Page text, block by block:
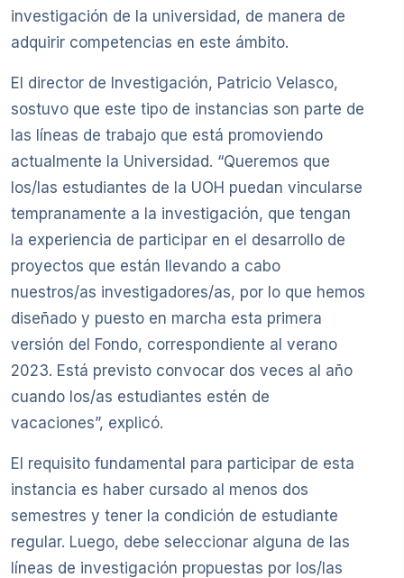
investigación de la universidad, de manera de
adquirir competencias en este ámbito.
El director de Investigación, Patricio Velasco,
sostuvo que este tipo de instancias son parte de
las líneas de trabajo que está promoviendo
actualmente la Universidad. “Queremos que
los/las estudiantes de la UOH puedan vincularse
tempranamente a la investigación, que tengan
la experiencia de participar en el desarrollo de
proyectos que están llevando a cabo
nuestros/as investigadores/as, por lo que hemos
diseñado y puesto en marcha esta primera
versión del Fondo, correspondiente al verano
2023. Está previsto convocar dos veces al año
cuando los/as estudiantes estén de
vacaciones”, explicó.
El requisito fundamental para participar de esta
instancia es haber cursado al menos dos
semestres y tener la condición de estudiante
regular. Luego, debe seleccionar alguna de las
líneas de investigación propuestas por los/las